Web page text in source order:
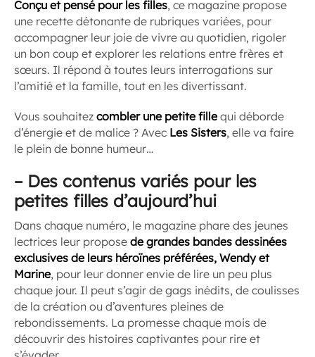
Conçu et pensé pour les filles, ce magazine propose
une recette détonante de rubriques variées, pour
accompagner leur joie de vivre au quotidien, rigoler
un bon coup et explorer les relations entre frères et
sœurs. Il répond à toutes leurs interrogations sur
l’amitié et la famille, tout en les divertissant.
Vous souhaitez combler une petite fillequi déborde
d’énergie et de malice ? Avec Les Sisters, elle va faire
le plein de bonne humeur…
– Des contenus variés pour les
petites filles d’aujourd’hui
Dans chaque numéro, le magazine phare des jeunes
lectrices leur propose de grandes bandes dessinées
exclusives de leurs héroïnes préférées, Wendy et
Marine, pour leur donner envie de lire un peu plus
chaque jour. Il peut s’agir de gags inédits, de coulisses
de la création ou d’aventures pleines de
rebondissements. La promesse chaque mois de
découvrir des histoires captivantes pour rire et